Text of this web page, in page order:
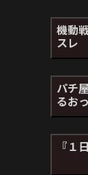
機動
スレ
パチ
るお
『１